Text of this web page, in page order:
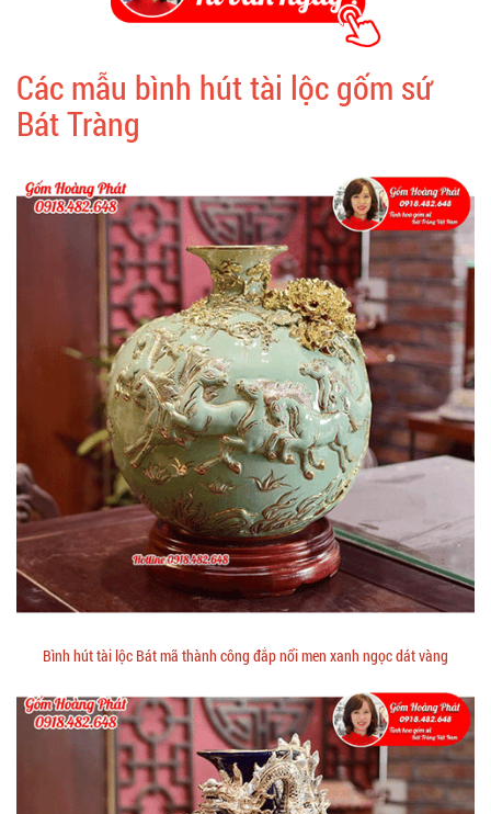
Các mẫu bình hút tài lộc gốm sứ
Bát Tràng
Bình hút tài lộc Bát mã thành công đắp nổi men xanh ngọc dát vàng